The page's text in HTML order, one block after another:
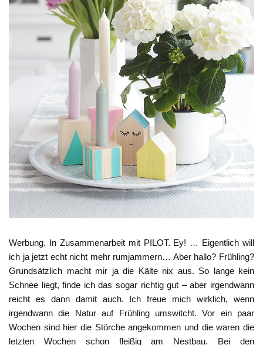
Werbung. In Zusammenarbeit mit PILOT. Ey! … Eigentlich will
ich ja jetzt echt nicht mehr rumjammern… Aber hallo? Frühling?
Grundsätzlich macht mir ja die Kälte nix aus. So lange kein
Schnee liegt, finde ich das sogar richtig gut – aber irgendwann
reicht es dann damit auch. Ich freue mich wirklich, wenn
irgendwann die Natur auf Frühling umswitcht. Vor ein paar
Wochen sind hier die Störche angekommen und die waren die
letzten Wochen schon fleißig am Nestbau. Bei den